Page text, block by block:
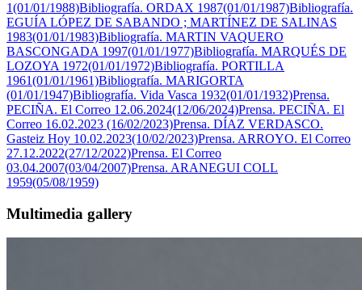
1(01/01/1988)Bibliografía. ORDAX 1987(01/01/1987)Bibliografía.
EGUÍA LÓPEZ DE SABANDO ; MARTÍNEZ DE SALINAS
1983(01/01/1983)Bibliografía. MARTIN VAQUERO
BASCONGADA 1997(01/01/1977)Bibliografía. MARQUÉS DE
LOZOYA 1972(01/01/1972)Bibliografía. PORTILLA
1961(01/01/1961)Bibliografía. MARIGORTA
(01/01/1947)Bibliografía. Vida Vasca 1932(01/01/1932)Prensa.
PECIÑA. El Correo 12.06.2024(12/06/2024)Prensa. PECIÑA. El
Correo 16.02.2023 (16/02/2023)Prensa. DÍAZ VERDASCO.
Gasteiz Hoy 10.02.2023(10/02/2023)Prensa. ARROYO. El Correo
27.12.2022(27/12/2022)Prensa. El Correo
03.04.2007(03/04/2007)Prensa. ARANEGUI COLL
1959(05/08/1959)
Multimedia gallery